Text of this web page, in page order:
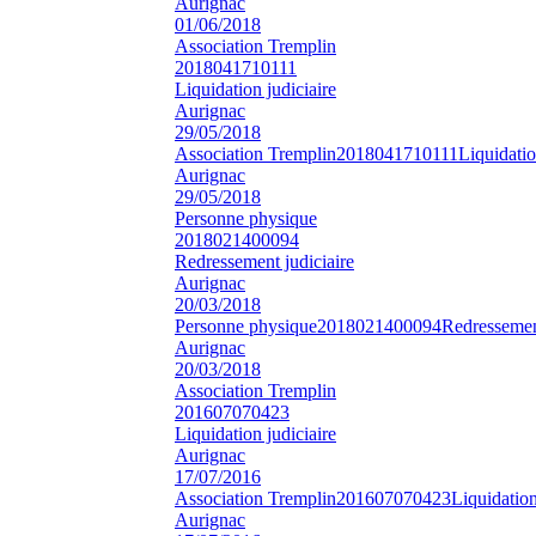
01/06/2018
Association Tremplin
2018041710111
Liquidation judiciaire
Aurignac
29/05/2018
Association Tremplin2018041710111
Aurignac
29/05/2018
Personne physique
2018021400094
Redressement judiciaire
Aurignac
20/03/2018
Personne physique2018021400094
Aurignac
20/03/2018
Association Tremplin
201607070423
Liquidation judiciaire
Aurignac
17/07/2016
Association Tremplin201607070423
Aurignac